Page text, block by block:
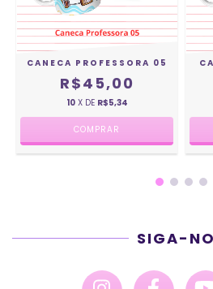
CANECA PROFESSORA 05
R$45,00
10 X DE R$5,34
SIGA-